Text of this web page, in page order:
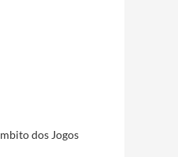
dos Jogos